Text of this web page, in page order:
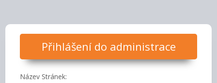
Přihlášení do administrace
Název Stránek: